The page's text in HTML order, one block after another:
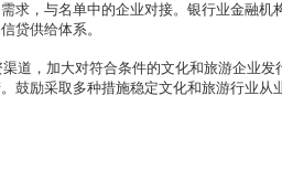
求，与名单中的企业对接。银行业金融机
贷供给体系。
，加大对符合条件的文化和旅游企业发
鼓励采取多种措施稳定文化和旅游行业从